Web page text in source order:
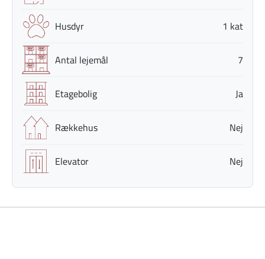
Husdyr 1 kat
Antal lejemål 7
Etagebolig Ja
Rækkehus Nej
Elevator Nej